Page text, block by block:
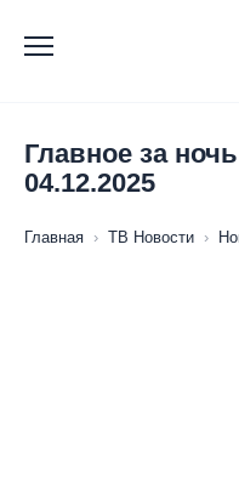
содержанию
Главное за
04.12.2025
Главная › ТВ Новости ›